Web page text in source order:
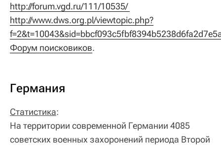
http://forum.vgd.ru/111/10535/
http://www.dws.org.pl/viewtopic.php?
Форум поисковиков.
Германия
Статистика:
На территории современной Германии 4085
советских военных захоронений периода Второй